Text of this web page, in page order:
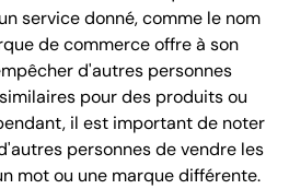
service donné, comme le nom
de commerce offre à son
d'autres personnes
pour des produits ou
il est important de noter
personnes de vendre les
mot ou une marque différente.